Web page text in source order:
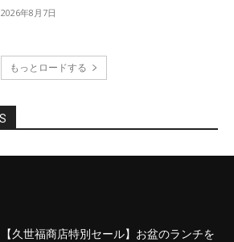
【久世福商店特別セール】お盆のランチを